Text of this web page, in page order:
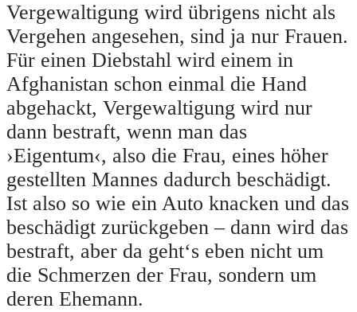
Vergewaltigung wird übrigens nicht als
Vergehen angesehen, sind ja nur Frauen.
Für einen Diebstahl wird einem in
Afghanistan schon einmal die Hand
abgehackt, Vergewaltigung wird nur
dann bestraft, wenn man das
›Eigentum‹, also die Frau, eines höher
gestellten Mannes dadurch beschädigt.
Ist also so wie ein Auto knacken und das
beschädigt zurückgeben – dann wird das
bestraft, aber da geht‘s eben nicht um
die Schmerzen der Frau, sondern um
deren Ehemann.